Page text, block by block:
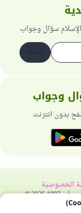
سؤال وجواب
وجواب
بدون انترنت
الخصوصية
2025 ©